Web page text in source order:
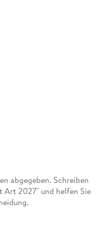
abgegeben. Schreiben
Art 2027" und helfen Sie